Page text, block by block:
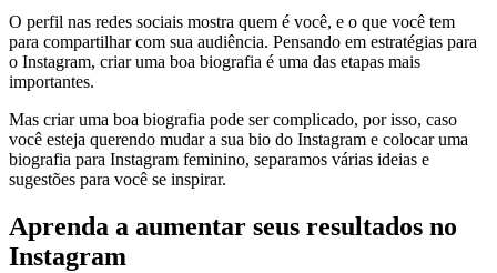
O perfil nas redes sociais mostra quem é você, e o que você tem
para compartilhar com sua audiência. Pensando em estratégias para
o Instagram, criar uma boa biografia é uma das etapas mais
importantes.
Mas criar uma boa biografia pode ser complicado, por isso, caso
você esteja querendo mudar a sua bio do Instagram e colocar uma
biografia para Instagram feminino, separamos várias ideias e
sugestões para você se inspirar.
Aprenda a aumentar seus resultados no
Instagram